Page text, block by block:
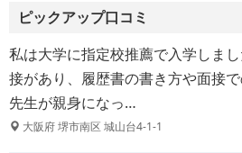
ピックアップ口コミ
私は大学に指定校推薦で入学しま
接があり、履歴書の書き方や面接
先生が親身になっ…
大阪府 堺市南区 城山台4-1-1